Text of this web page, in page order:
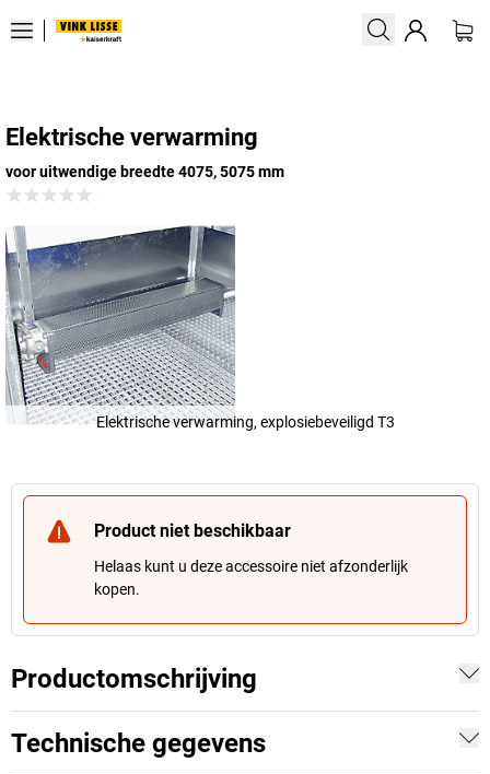
Elektrische verwarming
voor uitwendige breedte 4075, 5075 mm
Elektrische verwarming, explosiebeveiligd T3
Product niet beschikbaar
Helaas kunt u deze accessoire niet afzonderlijk
kopen.
Productomschrijving
Technische gegevens